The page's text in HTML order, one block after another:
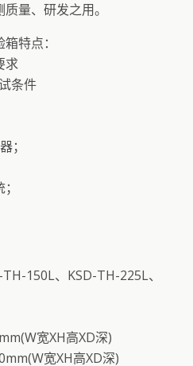
量、研发之用。
特点：
求
条件
；
150L、KSD-TH-225L、
宽XH高XD深)
宽XH高XD深)